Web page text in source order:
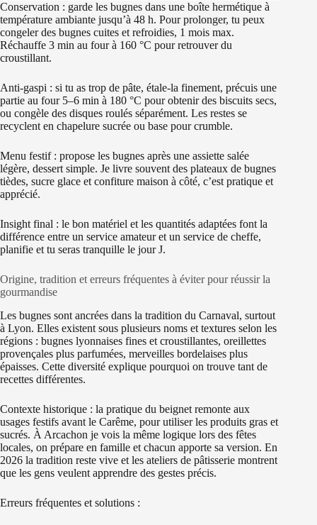
Conservation : garde les bugnes dans une boîte hermétique à
température ambiante jusqu’à 48 h. Pour prolonger, tu peux
congeler des bugnes cuites et refroidies, 1 mois max.
Réchauffe 3 min au four à 160 °C pour retrouver du
croustillant.
Anti-gaspi : si tu as trop de pâte, étale-la finement, précuis une
partie au four 5–6 min à 180 °C pour obtenir des biscuits secs,
ou congèle des disques roulés séparément. Les restes se
recyclent en chapelure sucrée ou base pour crumble.
Menu festif : propose les bugnes après une assiette salée
légère, dessert simple. Je livre souvent des plateaux de bugnes
tièdes, sucre glace et confiture maison à côté, c’est pratique et
apprécié.
Insight final : le bon matériel et les quantités adaptées font la
différence entre un service amateur et un service de cheffe,
planifie et tu seras tranquille le jour J.
Origine, tradition et erreurs fréquentes à éviter pour réussir la
gourmandise
Les bugnes sont ancrées dans la tradition du Carnaval, surtout
à Lyon. Elles existent sous plusieurs noms et textures selon les
régions : bugnes lyonnaises fines et croustillantes, oreillettes
provençales plus parfumées, merveilles bordelaises plus
épaisses. Cette diversité explique pourquoi on trouve tant de
recettes différentes.
Contexte historique : la pratique du beignet remonte aux
usages festifs avant le Carême, pour utiliser les produits gras et
sucrés. À Arcachon je vois la même logique lors des fêtes
locales, on prépare en famille et chacun apporte sa version. En
2026 la tradition reste vive et les ateliers de pâtisserie montrent
que les gens veulent apprendre des gestes précis.
Erreurs fréquentes et solutions :